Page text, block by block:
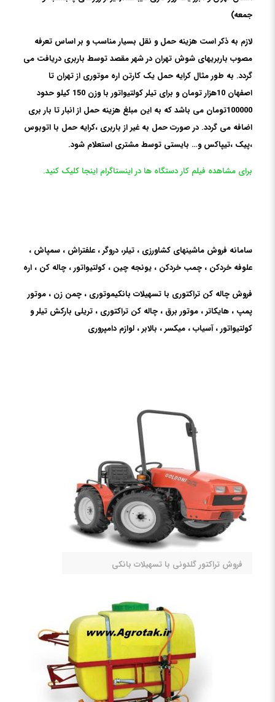
جمعه)
لازم به ذکر است هزینه حمل و نقل بسیار مناسب و بر اساس تعرفه
مصوب باربریهای شوش تهران در شهر مقصد توسط باربری دریافت می
گردد. به طور مثال کرایه حمل یک کارتن اره موتوری از تهران تا
اصفهان 10هزار تومان و برای تیلر کولتیواتور با وزن 150 کیلو حدود
100000تومان می باشد که به این مبلغ هزینه حمل از انبار تا بار بری
اضافه می گردد. در صورت حمل به غیر از باربری ،کرایه حمل با اتوبوس
،پیک ،تیپاکس و… بایستی توسط مشتری استعلام شود.
برای مشاهده فیلم کار دستگاه ها در اینستاگرام اینجا کلیک کنید.
سامانه فروش ماشینهای کشاورزی ، تیلر، دروگر ، علفتراش ، سمپاش ،
علوفه خردکن ، چمب خردکن ، یونجه چین ، کولتیواتور ، چاله کن ، اره
فروش چاله کن تراکتوری با تسهیلات بانکیموتوری ، چمن زن ، موتور
پمپ ، هایکاتر ، موتور برق ، چاله کن تراکتوری ، تریلی بارکش تیلر و
کولتیواتور ، آسیاب ، میکسر ، بالابر ، لوازم دامپروری
فروش تراکتور گلدونی با تسهیلات بانکی